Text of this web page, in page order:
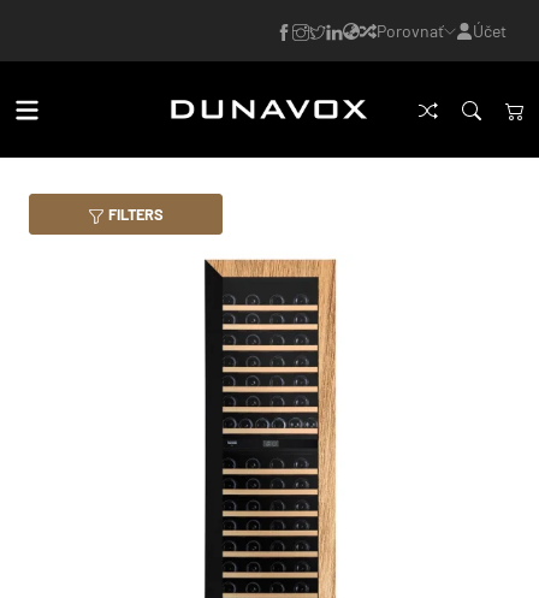
Porovnať Účet
FILTERS